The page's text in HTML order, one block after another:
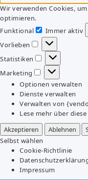
Wir verwenden Cookies,
optimieren.
Funktional
Funktional
Immer aktiv
Vorlieben
Vorlieben
Statistiken
Statistiken
Marketing
Marketing
Optionen verwalten
Dienste verwalten
Verwalten von
Lese mehr über diese
Akzeptieren
Ablehnen
Selbst wählen
Cookie-Richtlinie
Impressum